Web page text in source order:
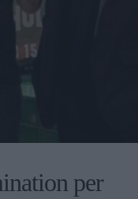
per